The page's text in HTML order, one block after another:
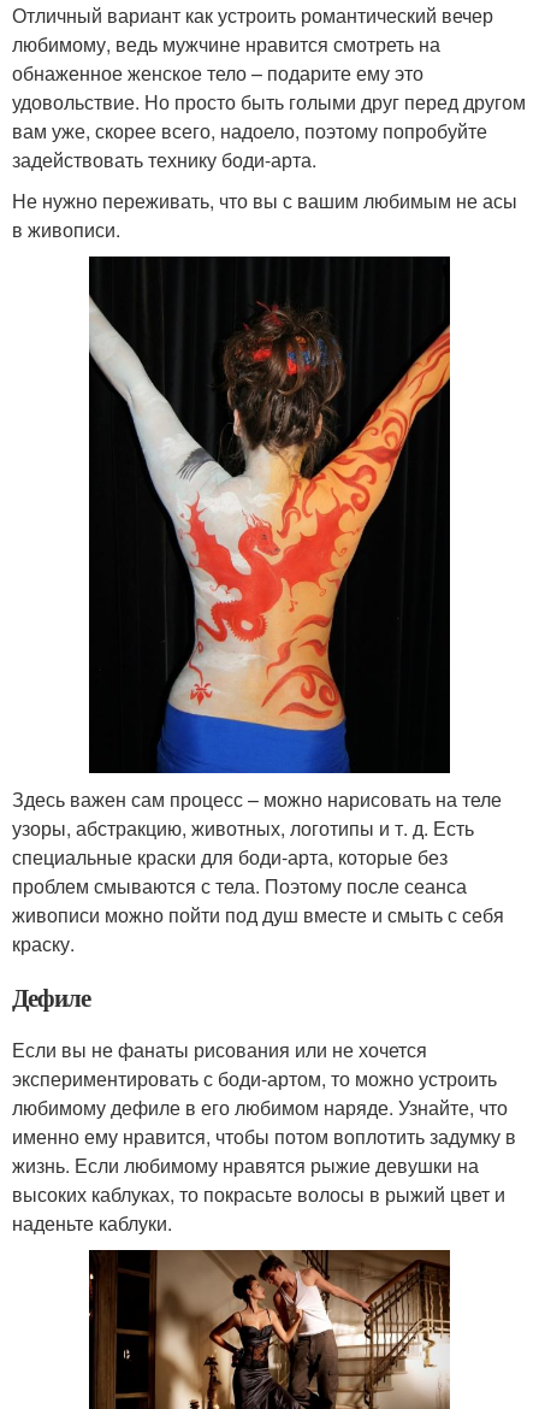
Отличный вариант как устроить романтический вечер
любимому, ведь мужчине нравится смотреть на
обнаженное женское тело – подарите ему это
удовольствие. Но просто быть голыми друг перед другом
вам уже, скорее всего, надоело, поэтому попробуйте
задействовать технику боди-арта.
Не нужно переживать, что вы с вашим любимым не асы
в живописи.
Здесь важен сам процесс – можно нарисовать на теле
узоры, абстракцию, животных, логотипы и т. д. Есть
специальные краски для боди-арта, которые без
проблем смываются с тела. Поэтому после сеанса
живописи можно пойти под душ вместе и смыть с себя
краску.
Дефиле
Если вы не фанаты рисования или не хочется
экспериментировать с боди-артом, то можно устроить
любимому дефиле в его любимом наряде. Узнайте, что
именно ему нравится, чтобы потом воплотить задумку в
жизнь. Если любимому нравятся рыжие девушки на
высоких каблуках, то покрасьте волосы в рыжий цвет и
наденьте каблуки.